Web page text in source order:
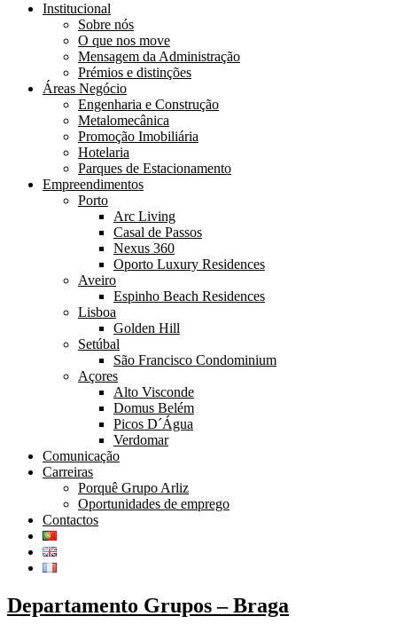
Institucional
Sobre nós
O que nos move
Mensagem da Administração
Prémios e distinções
Áreas Negócio
Engenharia e Construção
Metalomecânica
Promoção Imobiliária
Hotelaria
Parques de Estacionamento
Empreendimentos
Porto
Arc Living
Casal de Passos
Nexus 360
Oporto Luxury Residences
Aveiro
Espinho Beach Residences
Lisboa
Golden Hill
Setúbal
São Francisco Condominium
Açores
Alto Visconde
Domus Belém
Picos D´Água
Verdomar
Comunicação
Carreiras
Porquê Grupo Arliz
Oportunidades de emprego
Contactos
Departamento Grupos – Braga